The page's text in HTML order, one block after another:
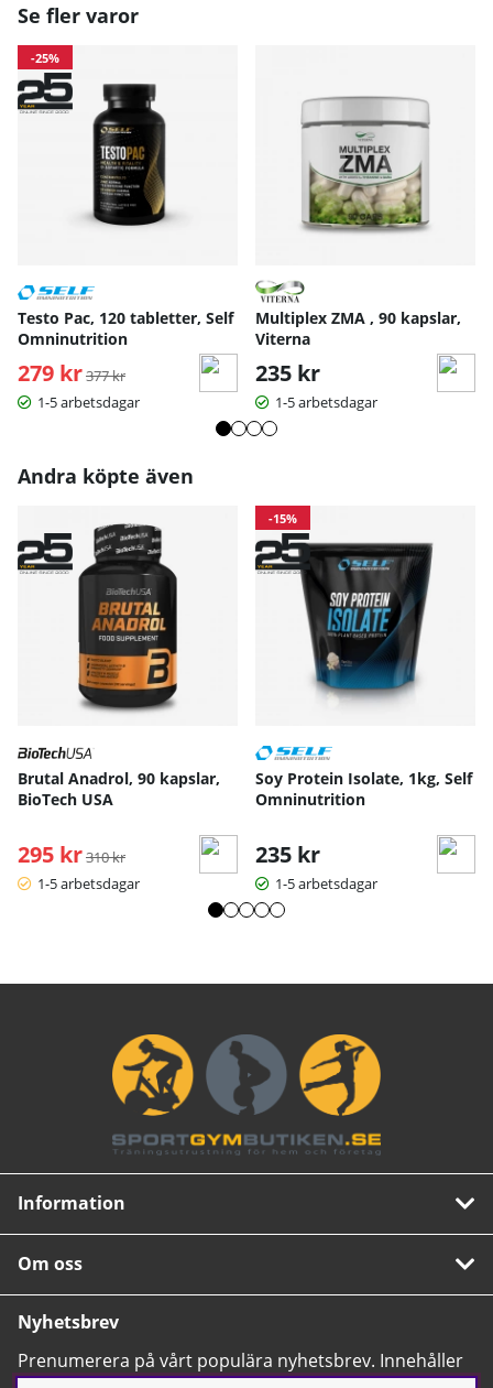
Se fler varor
-25%
Testo Pac, 120 tabletter, Self
Omninutrition
279 kr Ordinarie pris:
377 kr
1-5 arbetsdagar
Multiplex ZMA , 90 kapslar,
Viterna
235 kr
1-5 arbetsdagar
Andra köpte även
Brutal Anadrol, 90 kapslar,
BioTech USA
295 kr Ordinarie pris:
310 kr
1-5 arbetsdagar
-15%
Soy Protein Isolate, 1kg, Self
Omninutrition
235 kr
1-5 arbetsdagar
Information
Om oss
Nyhetsbrev
Prenumerera på vårt populära nyhetsbrev. Innehåller